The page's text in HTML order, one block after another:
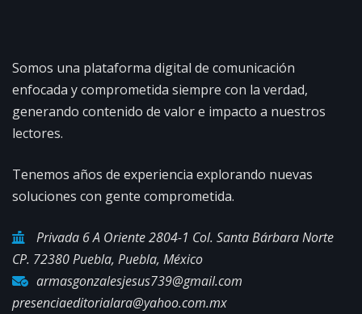
Somos una plataforma digital de comunicación
enfocada y comprometida siempre con la verdad,
generando contenido de valor e impacto a nuestros
lectores.
Tenemos años de experiencia explorando nuevas
soluciones con gente comprometida.
Privada 6 A Oriente 2804-1 Col. Santa Bárbara Norte
CP. 72380 Puebla, Puebla, México
armasgonzalesjesus739@gmail.com
presenciaeditorialara@yahoo.com.mx